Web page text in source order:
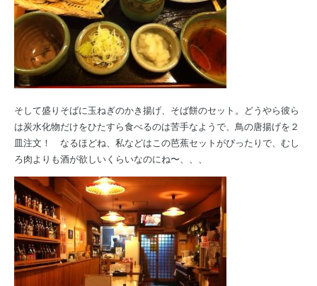
そして盛りそばに玉ねぎのかき揚げ、そば餅のセット。どうやら彼ら
は炭水化物だけをひたすら食べるのは苦手なようで、鳥の唐揚げを２
皿注文！ なるほどね、私などはこの芭蕉セットがぴったりで、むし
ろ肉よりも酒が欲しいくらいなのにね〜、、、